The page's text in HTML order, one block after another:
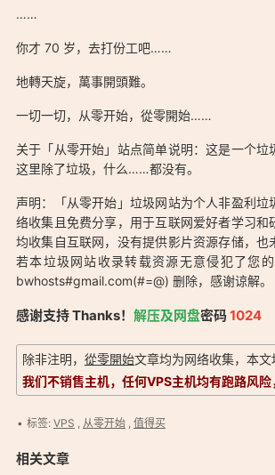
「关于從零開始：https://ostarted.com/
……
你才 70 岁，去打份工吧……
地轉天旋，萬事開頭難。
「关于從零開始：https://ostarted.com/
一切一切，从零开始，從零開始……
关于「从零开始」站点简单说明：这是一个垃
这里除了垃圾，什么……都没有。
声明：「从零开始」垃圾网站为个人非盈利垃
络收集且免费分享，用于互联网爱好者学习和
均收集自互联网，没有提供影片资源存储，也
若本垃圾网站收录转载资源无意侵犯了您的
bwhosts#gmail.com(#=@) 删除，感谢谅解。
感谢支持 Thanks！ 解压及网盘密码1024
除非注明， 從零開始文章均为网络收集，本文
标签: VPS 从零开始, 值得买
相关文章